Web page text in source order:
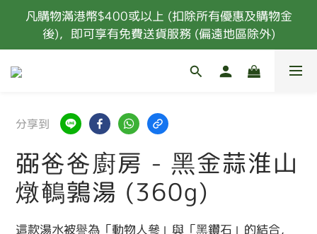
凡購物滿港幣$400或以上 (扣除所有優惠及購物金
後)，即可享有免費送貨服務 (偏遠地區除外)
凡購物滿港幣$400或以上 (扣除所有優惠及購物金
後)，即可享有免費送貨服務 (偏遠地區除外)
會員購物每HK$100可獲取10點積分，積分及購物點可
新會員首次消費 85折優惠 (特價，套餐及指定食材除
外)
凡購物滿港幣$400或以上 (扣除所有優惠及購物金
後)，即可享有免費送貨服務 (偏遠地區除外)
分享到
弼爸爸廚房 - 黑金蒜淮山
燉鵪鶉湯 (360g)
這款湯水被譽為「動物人參」與「黑鑽石」的結合，